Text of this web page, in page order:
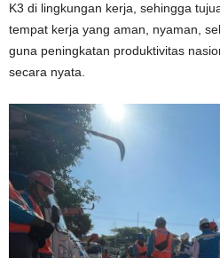
K3 di lingkungan kerja, sehingga
tempat kerja yang aman, nyaman,
guna peningkatan produktivitas
secara nyata.